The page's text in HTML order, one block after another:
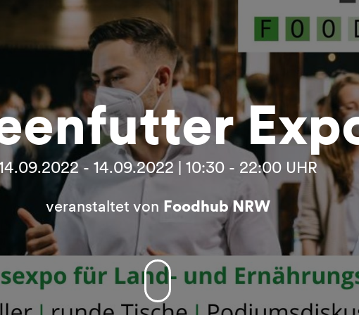
- 14.09.2022 | 10:30 - 22:00 UHR
veranstaltet von Foodhub NRW